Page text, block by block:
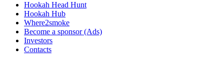
Hookah Head Hunt
Hookah Hub
Where2smoke
Become a sponsor (Ads)
Investors
Contacts